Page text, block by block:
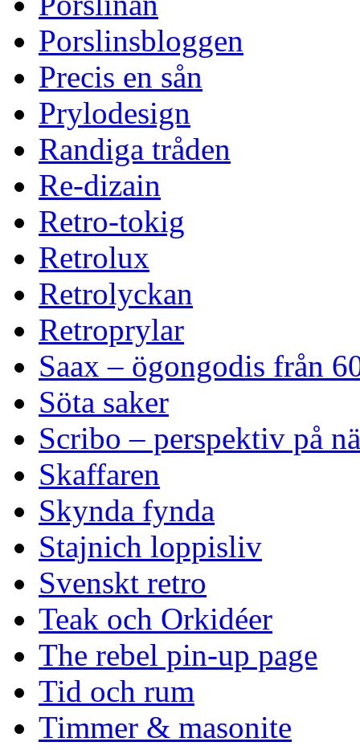
Porslinsbloggen
Precis en sån
Prylodesign
Randiga tråden
Re-dizain
Retro-tokig
Retrolux
Retrolyckan
Retroprylar
Saax – ögongodis från
Söta saker
Scribo – perspektiv på
Skaffaren
Skynda fynda
Stajnich loppisliv
Svenskt retro
Teak och Orkidéer
The rebel pin-up page
Tid och rum
Timmer & masonite